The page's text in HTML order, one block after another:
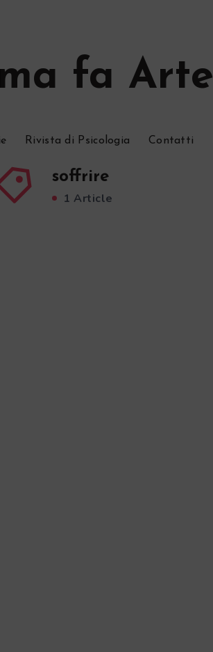
fa Arte
Rivista di Psicologia Contatti
soffrire
1 Article